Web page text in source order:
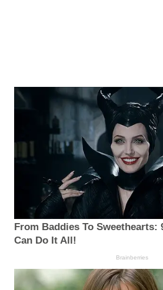
From Baddies To Sweethearts:
Can Do It All!
Brainberries